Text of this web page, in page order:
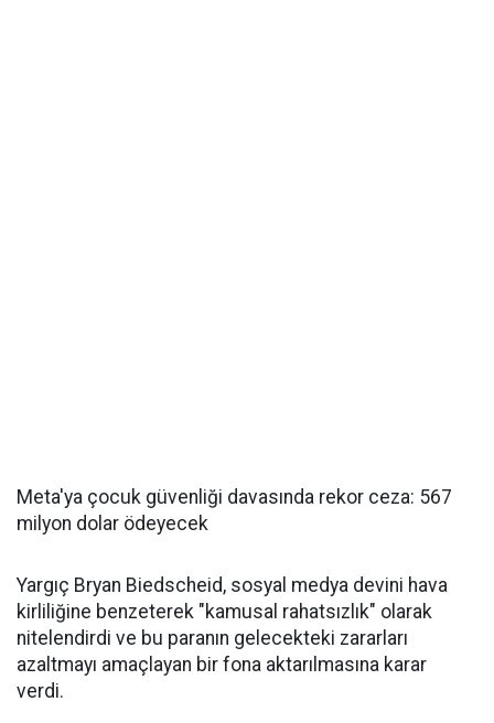
Meta'ya çocuk güvenliği davasında rekor ceza: 567
milyon dolar ödeyecek
Yargıç Bryan Biedscheid, sosyal medya devini hava
kirliliğine benzeterek "kamusal rahatsızlık" olarak
nitelendirdi ve bu paranın gelecekteki zararları
azaltmayı amaçlayan bir fona aktarılmasına karar
verdi.